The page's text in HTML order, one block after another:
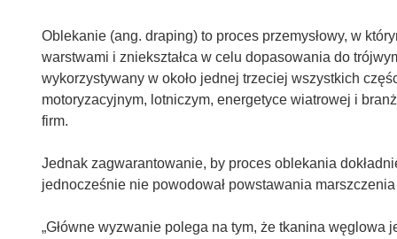
Oblekanie (ang. draping) to proces przemysłowy, w
warstwami i zniekształca w celu dopasowania do
wykorzystywany w około jednej trzeciej wszystkich
motoryzacyjnym, lotniczym, energetyce wiatrowej i
firm.
Jednak zagwarantowanie, by proces oblekania
jednocześnie nie powodował powstawania
„Główne wyzwanie polega na tym, że tkanina węglowa